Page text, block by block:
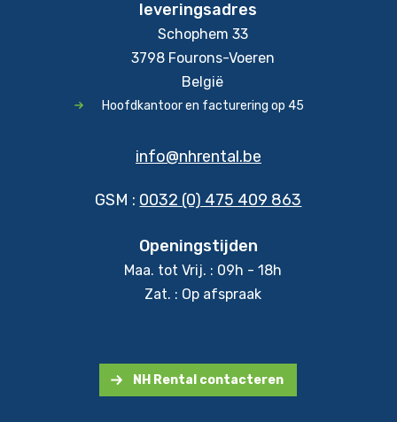
leveringsadres
Schophem 33
3798 Fourons-Voeren
België
Hoofdkantoor en facturering op 45
info@nhrental.be
GSM : 0032 (0) 475 409 863
Openingstijden
Maa. tot Vrij. : 09h - 18h
Zat. : Op afspraak
NH Rental contacteren